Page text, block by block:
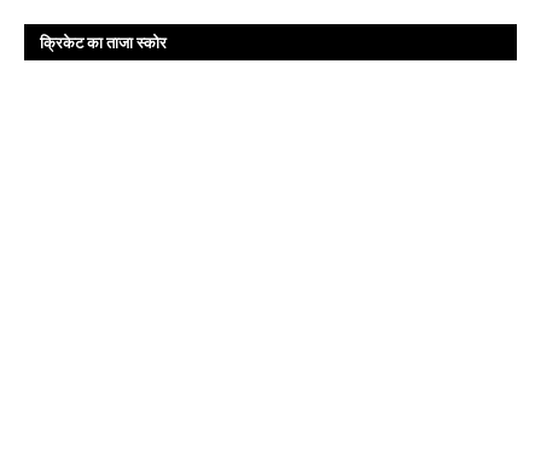
क्रिकेट का ताजा स्कोर